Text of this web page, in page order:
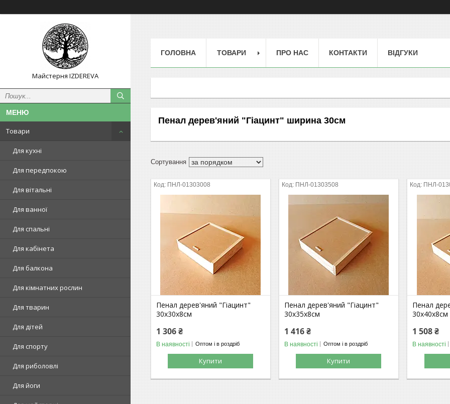
Майстерня IZDEREVA
Товари
Для кухні
Для передпокою
Для вітальні
Для ванної
Для спальні
Для кабінета
Для балкона
Для кімнатних рослин
Для тварин
Для дітей
Для спорту
Для риболовлі
Для йоги
ГОЛОВНА ТОВАРИ ПРО НАС КОНТАКТИ ВІДГУКИ
Пенал дерев'яний "Гіацинт" ширина 30см
ПНЛ-01303008
Пенал дерев'яний "Гіацинт"
30х30х8см
1 306 ₴
В наявності Оптом і в роздріб
Купити
ПНЛ-01303508
Пенал дерев'яний "Гіацинт"
30х35х8см
1 416 ₴
В наявності Оптом і в роздріб
Купити
ПНЛ-
Пенал
30х40х8см
1 508 ₴
В наявності